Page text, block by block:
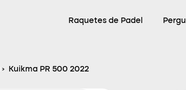
Raquetes de Padel
› Kuikma PR 500 2022